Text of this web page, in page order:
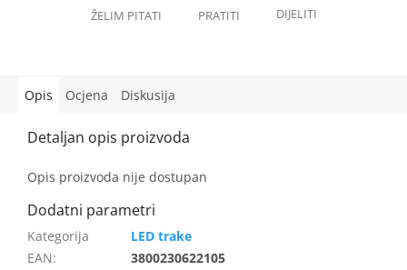
Opis Ocjena Diskusija
Opis proizvoda nije dostupan
LED trake
EAN:
3800230622105